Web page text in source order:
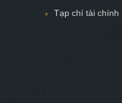
Tạp chí tài chính